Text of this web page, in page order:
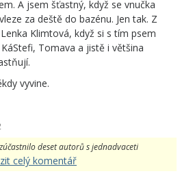
A jsem šťastný, když se vnučka
za deště do bazénu. Jen tak. Z
Klimtová, když si s tím psem
Tomava a jistě i většina
vyvine.
deset autorů s jednadvaceti
celý komentář